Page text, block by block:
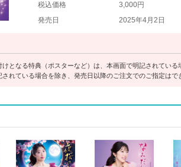
税込価格
3,000円
発売日
2025年4月2日
けとなる特典（ポスターなど）は、本画面で明記されている
されている場合を除き、発売日以降のご注文でのご指定は